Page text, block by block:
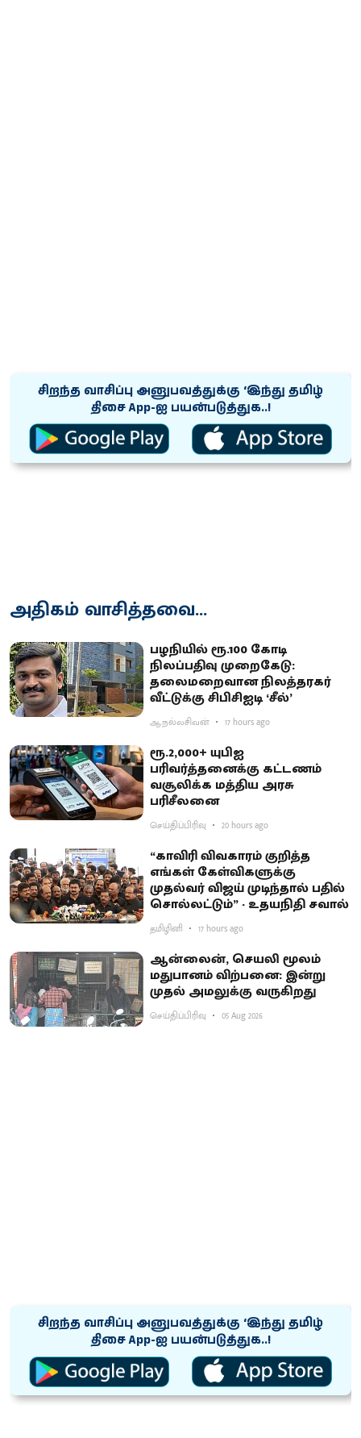
சிறந்த வாசிப்பு அனுபவத்துக்கு ‘இந்து தமிழ்
திசை App-ஐ பயன்படுத்துக..!
அதிகம் வாசித்தவை...
பழநியில் ரூ.100 கோடி
நிலப்பதிவு முறைகேடு:
தலைமறைவான நிலத்தரகர்
வீட்டுக்கு சிபிசிஐடி ‘சீல்’
ஆ.நல்லசிவன் 17 hours ago
ரூ.2,000+ யுபிஐ
பரிவர்த்தனைக்கு கட்டணம்
வசூலிக்க மத்திய அரசு
பரிசீலனை
செய்திப்பிரிவு 20 hours ago
“காவிரி விவகாரம் குறித்த
எங்கள் கேள்விகளுக்கு
முதல்வர் விஜய் முடிந்தால் பதில்
சொல்லட்டும்” - உதயநிதி சவால்
தமிழினி 17 hours ago
ஆன்லைன், செயலி மூலம்
மதுபானம் விற்பனை: இன்று
முதல் அமலுக்கு வருகிறது
செய்திப்பிரிவு 05 Aug 2026
சிறந்த வாசிப்பு அனுபவத்துக்கு ‘இந்து தமிழ்
திசை App-ஐ பயன்படுத்துக..!